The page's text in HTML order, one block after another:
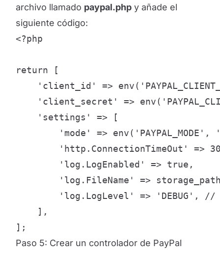
archivo llamado paypal.php y añade el
siguiente código:
<?php
return [
'client_id' =>
'client_secret' =>
    'settings' => [
'mode' => env('PAYPAL_MODE',
'http.ConnectionTimeOut' =>
        'log.LogEnabled' => true,
'log.FileName' =>
'log.LogLevel' => 'DEBUG',
    ],
];
Paso 5: Crear un controlador de PayPal